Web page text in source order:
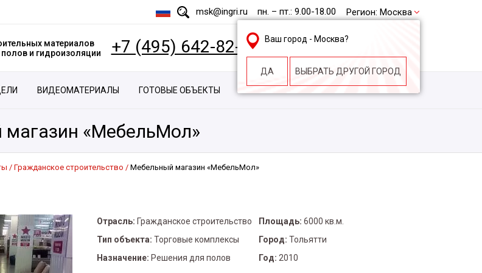
msk@ingri.ru пн. – пт.: 9.00-18.00 Регион: Москва
Ваш город - Москва?
ДА ВЫБРАТЬ ДРУГОЙ ГОРОД
материалов
и гидроизоляции
+7 (495) 642-82-62
ВИДЕОМАТЕРИАЛЫ ГОТОВЫЕ ОБЪЕКТЫ
«МебельМол»
Гражданское строительство Мебельный магазин «МебельМол»
Отрасль: Гражданское строительство Площадь: 6000 кв.м.
Тип объекта: Торговые комплексы Город: Тольятти
Назначение: Решения для полов Год: 2010